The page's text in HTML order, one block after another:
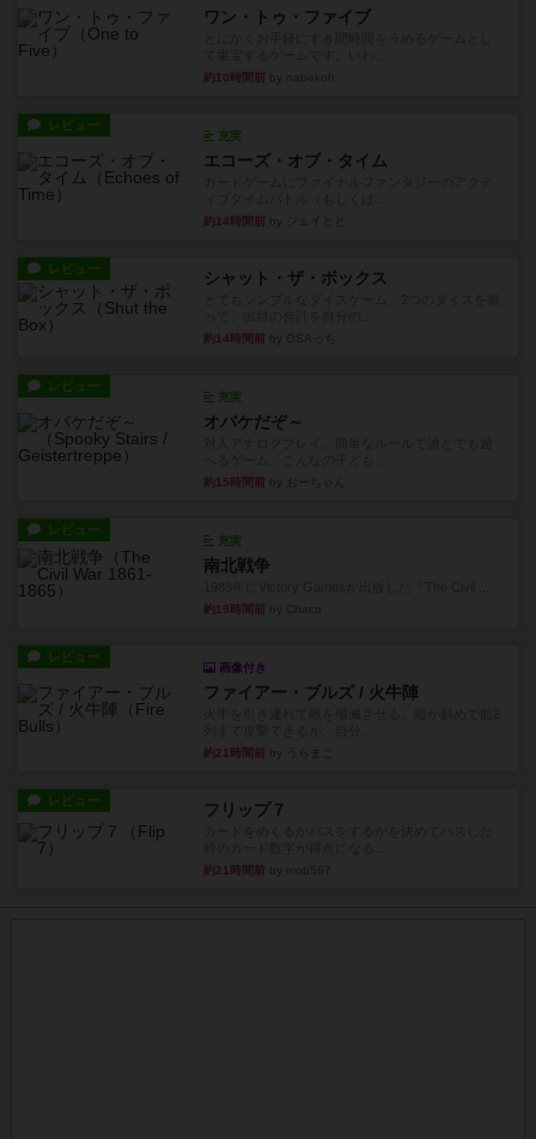
ワン・トゥ・ファイブ
約10時間前
レビュー
充実
エコーズ・オブ・タイム
約14時間前
レビュー シャット・ザ・ボックス
約14時間前 by OSAっち
レビュー
充実
オバケだぞ～
約15時間前
レビュー
充実
南北戦争
約19時間前
レビュー
画像付き
ファイアー・ブルズ / 火牛陣
約21時間前
レビュー フリップ７
約21時間前 by mob567